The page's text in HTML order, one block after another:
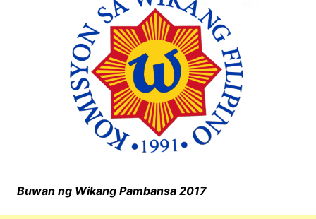
Buwan ng Wikang Pambansa 2017